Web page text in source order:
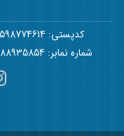
کدپستی: 1598774614
شماره نمابر: 02188935854